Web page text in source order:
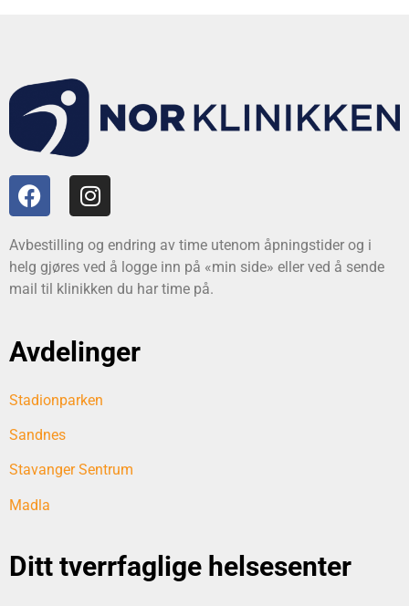
Avbestilling og endring av time utenom åpningstider og i
helg gjøres ved å logge inn på «min side» eller ved å sende
mail til klinikken du har time på.
Avdelinger
Stadionparken
Sandnes
Stavanger Sentrum
Madla
Ditt tverrfaglige helsesenter